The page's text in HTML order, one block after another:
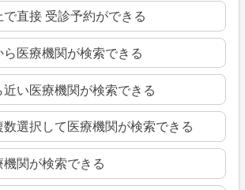
直接 受診予約ができる
医療機関が検索できる
い医療機関が検索できる
選択して医療機関が検索できる
関が検索できる